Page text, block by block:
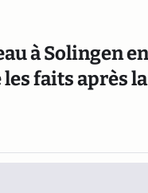
à Solingen
les faits après